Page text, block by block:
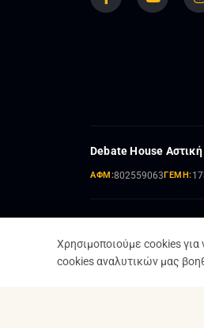
Debate House
ΑΦΜ:802559063 ΓΕΜΗ:
Χρησιμοποιούμε cookies για
cookies αναλυτικών μας